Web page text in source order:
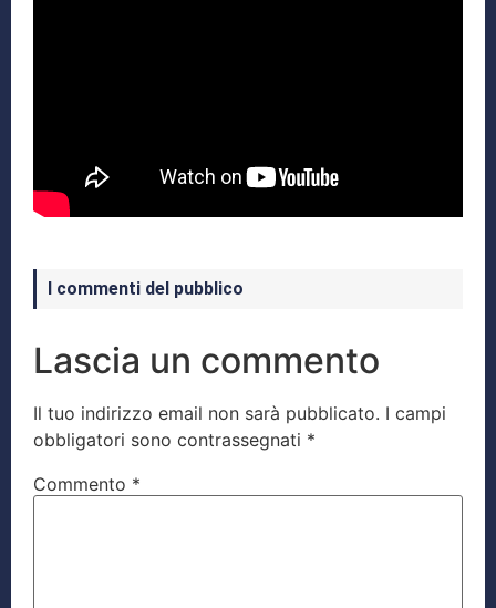
I commenti del pubblico
Lascia un commento
Il tuo indirizzo email non sarà pubblicato. I campi
obbligatori sono contrassegnati *
Commento *